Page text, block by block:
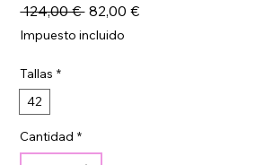
124,00 € Precio
82,00 €Precio
Impuesto incluido
Tallas *
42
Cantidad *